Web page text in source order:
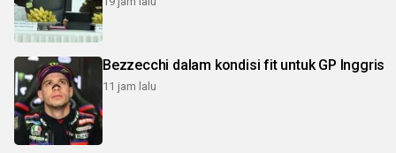
Bezzecchi dalam kondisi fit untuk GP Inggris
11 jam lalu